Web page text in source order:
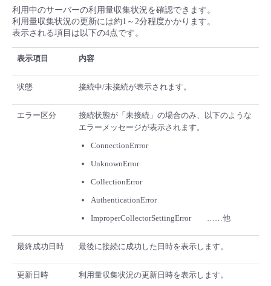
利用中のサーバーの利用量収集状況を確認できます。
利用量収集状況の更新には約1～2分程度かかります。
表示される項目は以下の4点です。
表示項目 内容
状態 接続中/未接続が表示されます。
エラー区分
接続状態が「未接続」の場合のみ、以下のような
エラーメッセージが表示されます。
ConnectionErrror
UnknownError
CollectionError
AuthenticationError
ImproperCollectorSettingError ……他
最終成功日時 最後に接続に成功した日時を表示します。
更新日時 利用量収集状況の更新日時を表示します。